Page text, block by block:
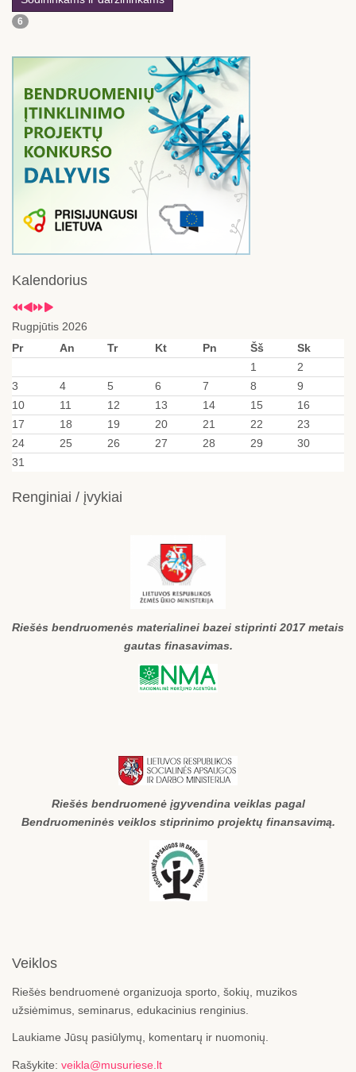
6
Kalendorius
Rugpjūtis 2026
Pr
An Tr Kt Pn Šš
Sk
1
2
3
4 5 6 7 8
9
10
11 12 13 14 15
16
17
18 19 20 21 22
23
24
25 26 27 28 29
30
31
Renginiai / įvykiai
Riešės bendruomenės materialinei bazei stiprinti 2017 metais
gautas finasavimas.
Riešės bendruomenė įgyvendina veiklas pagal
Bendruomeninės veiklos stiprinimo projektų finansavimą.
Veiklos
Riešės bendruomenė organizuoja sporto, šokių, muzikos
užsiėmimus, seminarus, edukacinius renginius.
Laukiame Jūsų pasiūlymų, komentarų ir nuomonių.
Rašykite: veikla@musuriese.lt